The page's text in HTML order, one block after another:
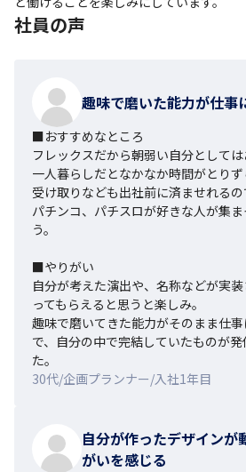
社員の声
趣味で磨いた能力が仕事
■おすすめなところ
フレックスだから朝弱い自分としては
一人暮らしだとなかなか時間がとり
受け取りなども出社前に済ませれるの
パチンコ、パチスロが好きな人が集
う。
■やりがい
自分が考えた演出や、名称などが実
ってもらえると思うと楽しみ。
趣味で磨いてきた能力がそのまま仕
で、自分の中で完結していたものが
た。
30代/企画プランナー/入社1年目
自分が作ったデザインが
がいを感じる